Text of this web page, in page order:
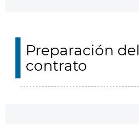
Preparación del
contrato